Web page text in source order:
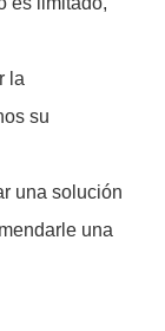
la
su
una solución
una